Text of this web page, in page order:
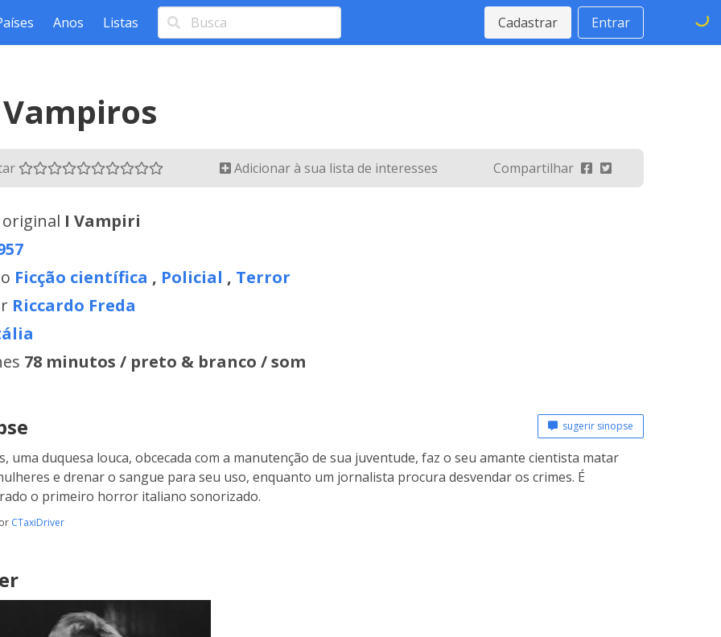
Anos Listas Cadastrar Entrar
Adicionar à sua lista de interesses Compartilhar
I Vampiri
Ficção científica , Policial , Terror
Riccardo Freda
78 minutos / preto & branco / som
sugerir sinopse
uma duquesa louca, obcecada com a manutenção de sua juventude, faz o seu amante cientista matar
e drenar o sangue para seu uso, enquanto um jornalista procura desvendar os crimes. É
o primeiro horror italiano sonorizado.
CTaxiDriver